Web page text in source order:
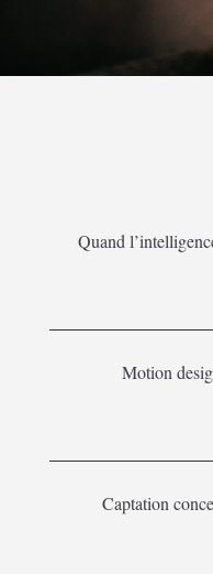
Quand
Motion
Captation